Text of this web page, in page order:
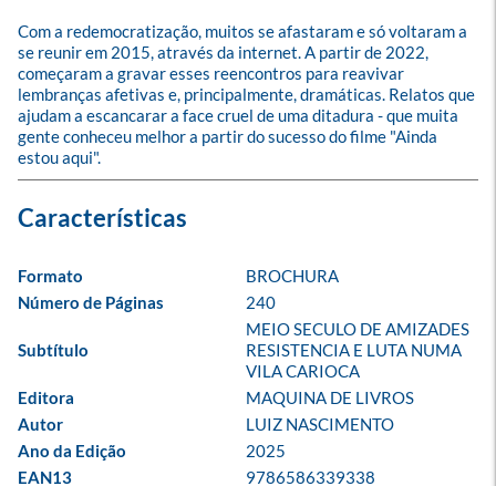
Com a redemocratização, muitos se afastaram e só voltaram a
se reunir em 2015, através da internet. A partir de 2022,
começaram a gravar esses reencontros para reavivar
lembranças afetivas e, principalmente, dramáticas. Relatos que
ajudam a escancarar a face cruel de uma ditadura - que muita
gente conheceu melhor a partir do sucesso do filme "Ainda
estou aqui".
Formato
BROCHURA
Número de Páginas
240
Subtítulo
MEIO SECULO DE AMIZADES
RESISTENCIA E LUTA NUMA
VILA CARIOCA
Editora
MAQUINA DE LIVROS
Autor
LUIZ NASCIMENTO
Ano da Edição
2025
EAN13
9786586339338